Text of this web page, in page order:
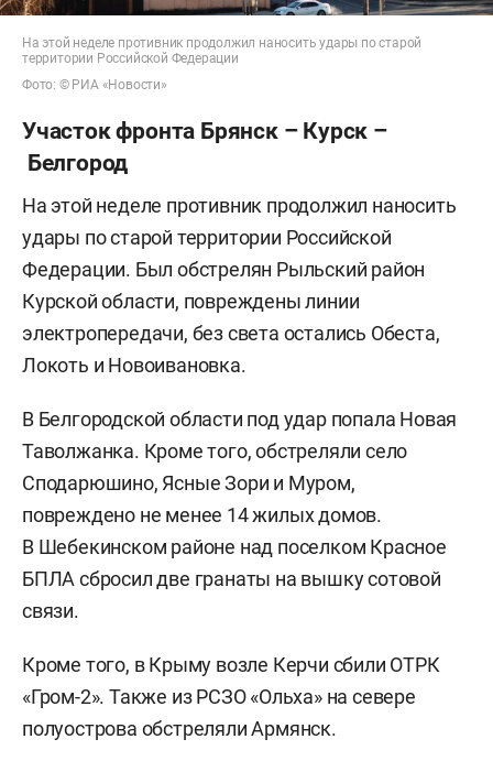
На этой неделе противник продолжил наносить удары по старой
территории Российской Федерации
Фото: © РИА «Новости»
Участок фронта Брянск – Курск –
Белгород
На этой неделе противник продолжил наносить
удары по старой территории Российской
Федерации. Был обстрелян Рыльский район
Курской области, повреждены линии
электропередачи, без света остались Обеста,
Локоть и Новоивановка.
В Белгородской области под удар попала Новая
Таволжанка. Кроме того, обстреляли село
Сподарюшино, Ясные Зори и Муром,
повреждено не менее 14 жилых домов.
В Шебекинском районе над поселком Красное
БПЛА сбросил две гранаты на вышку сотовой
связи.
Кроме того, в Крыму возле Керчи сбили ОТРК
«Гром-2». Также из РСЗО «Ольха» на севере
полуострова обстреляли Армянск.